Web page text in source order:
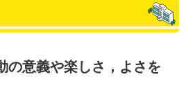
の意義や楽しさ，よさを